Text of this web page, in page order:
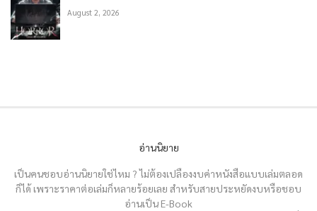
August 2, 2026
อ่านนิยาย
เป็นคนชอบอ่านนิยายใช่ไหม ? ไม่ต้องเปลืองงบค่าหนังสือแบบเล่มตลอด
ก็ได้ เพราะราคาต่อเล่มก็หลายร้อยเลย สำหรับสายประหยัดงบหรือชอบ
อ่านเป็น E-Book